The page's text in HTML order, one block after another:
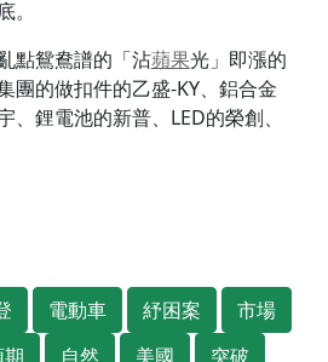
點鴛鴦譜的「沾蘋果光」即漲的
團的做扣件的乙盛-KY、鋁合金
、鋰電池的新普、LED的榮創、
電動車 紓困案
市場
自然 美國
突破